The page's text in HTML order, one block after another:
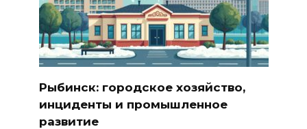
Рыбинск: городское хозяйство,
инциденты и промышленное
развитие